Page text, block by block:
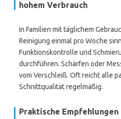
hohem Verbrauch
In Familien mit täglichem
Reinigung einmal pro Woche
Funktionskontrolle und
durchführen. Schärfen oder
vom Verschleiß. Oft reicht alle
Schnittqualität regelmäßig.
Praktische